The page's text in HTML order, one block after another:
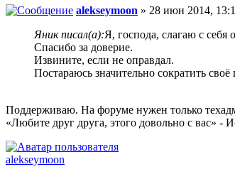
alekseymoon » 28 июн 2014,
Яник писал(а):Я, господа, слагаю с
Спасибо за доверие.
Извините, если не оправдал.
Постараюсь значительно сократить
Поддерживаю. На форуме нужен только
«Любите друг друга, этого довольно с вас» -
alekseymoon